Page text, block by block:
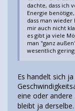
dachte, dass ich
Energie
dass man wieder
mir auch nicht
es gibt ja viele
man "ganz
wesentlich
Es handelt sich
eine oder andere
bleibt ja derselbe.